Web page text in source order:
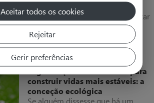
Aceitar todos os cookies
Rejeitar
Gerir preferências
Utopias
Embora não seja habitual comentar
a deontologia do escritório
comum, fazê-lo pode ser tão
necessário como definir um
melhor modelo de avaliação de
desempenho.
Estrategia
Organizações sustentáveis para
construir vidas mais estáveis: a
conceção ecológica
Se alguém dissesse que há um